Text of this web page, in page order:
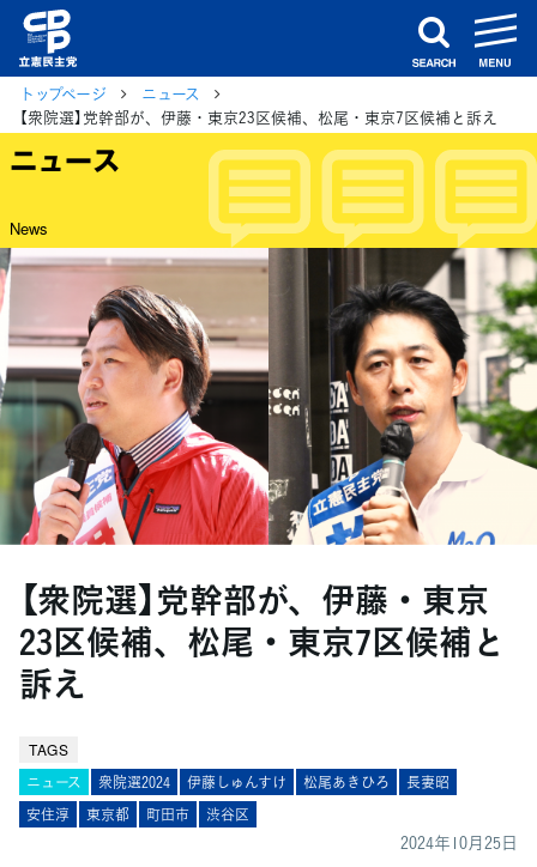
search
トップページ
ニュース
【衆院選】党幹部が、伊藤・東京23区候補、松尾・東京7区候補と訴え
ニュース
News
【衆院選】党幹部が、伊藤・東京
23区候補、松尾・東京7区候補と
訴え
TAGS
ニュース 衆院選2024 伊藤しゅんすけ 松尾あきひろ
長妻昭
安住淳
東京都 町田市 渋谷区
2024年10月25日